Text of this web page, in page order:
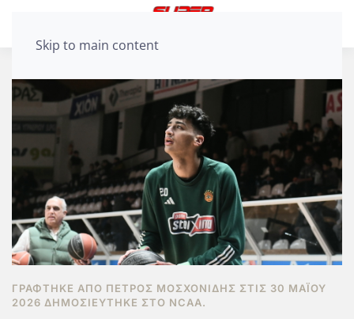
Skip to main content
ΓΡΆΦΤΗΚΕ ΑΠΌ ΠΈΤΡΟΣ ΜΟΣΧΟΝΊΔΗΣ ΣΤΙΣ 30 ΜΑΪ́ΟΥ
2026 ΔΗΜΟΣΙΕΎΤΗΚΕ ΣΤΟ NCAA.